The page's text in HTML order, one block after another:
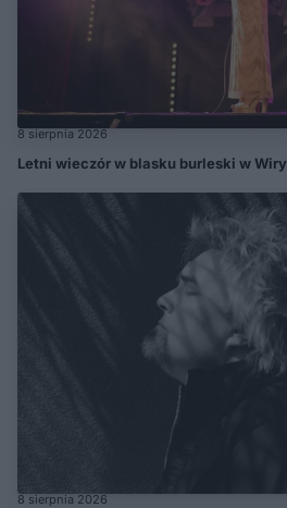
8 sierpnia 2026
Letni wieczór w blasku burleski w
8 sierpnia 2026